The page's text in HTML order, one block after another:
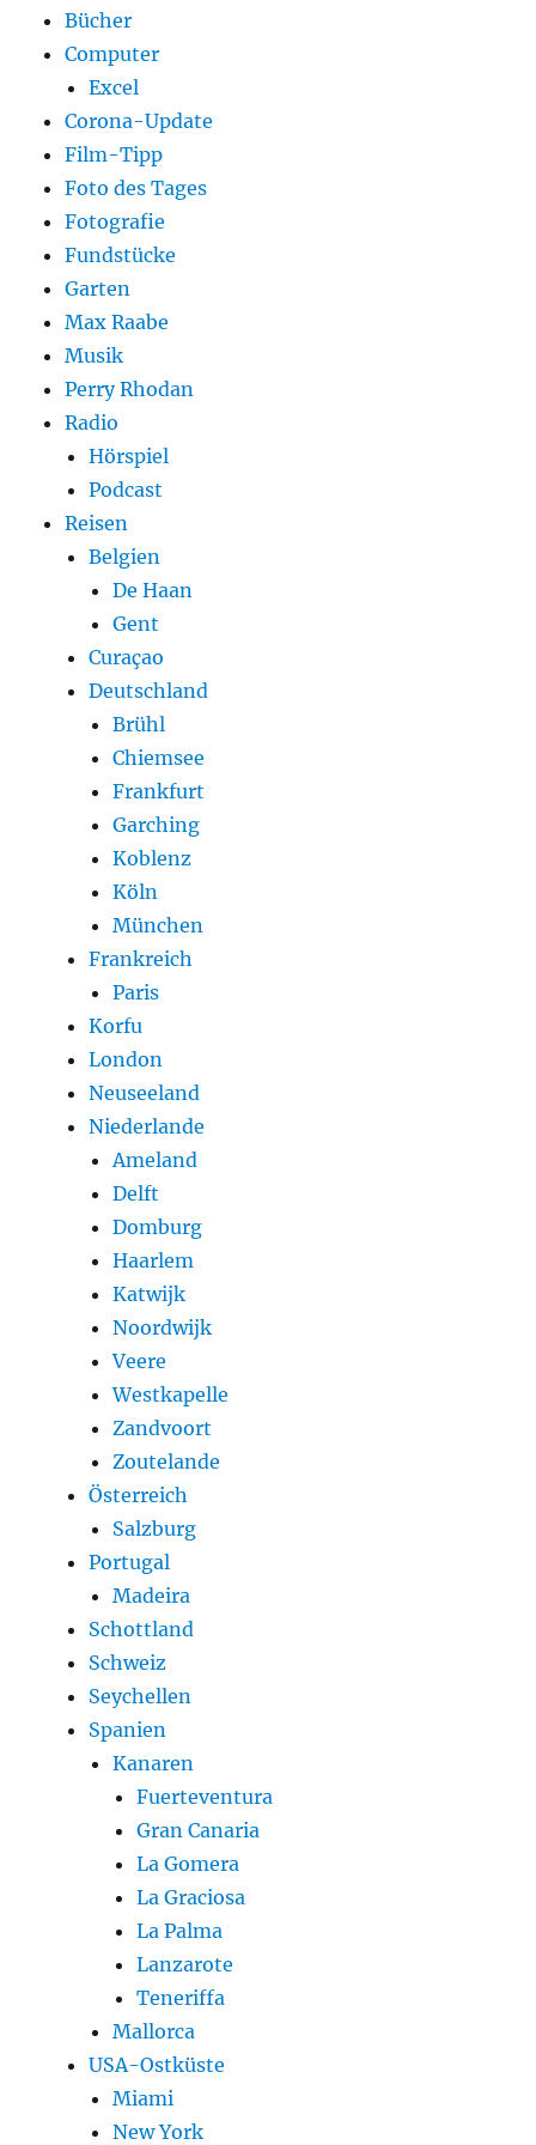
Bücher
Computer
Excel
Corona-Update
Film-Tipp
Foto des Tages
Fotografie
Fundstücke
Garten
Max Raabe
Musik
Perry Rhodan
Radio
Hörspiel
Podcast
Reisen
Belgien
De Haan
Gent
Curaçao
Deutschland
Brühl
Chiemsee
Frankfurt
Garching
Koblenz
Köln
München
Frankreich
Paris
Korfu
London
Neuseeland
Niederlande
Ameland
Delft
Domburg
Haarlem
Katwijk
Noordwijk
Veere
Westkapelle
Zandvoort
Zoutelande
Österreich
Salzburg
Portugal
Madeira
Schottland
Schweiz
Seychellen
Spanien
Kanaren
Fuerteventura
Gran Canaria
La Gomera
La Graciosa
La Palma
Lanzarote
Teneriffa
Mallorca
USA-Ostküste
Miami
New York